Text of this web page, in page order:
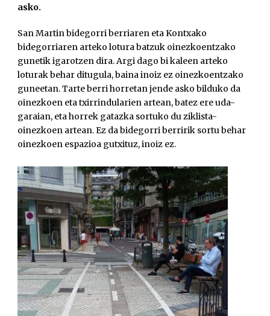
asko.
San Martin bidegorri berriaren eta Kontxako
bidegorriaren arteko lotura batzuk oinezkoentzako
gunetik igarotzen dira. Argi dago bi kaleen arteko
loturak behar ditugula, baina inoiz ez oinezkoentzako
guneetan. Tarte berri horretan jende asko bilduko da
oinezkoen eta txirrindularien artean, batez ere uda-
garaian, eta horrek gatazka sortuko du ziklista-
oinezkoen artean. Ez da bidegorri berririk sortu behar
oinezkoen espazioa gutxituz, inoiz ez.